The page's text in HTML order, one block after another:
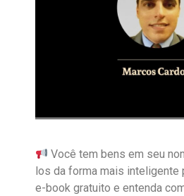
Você tem bens em seu
los da forma mais inteligente
e-book gratuito e entenda